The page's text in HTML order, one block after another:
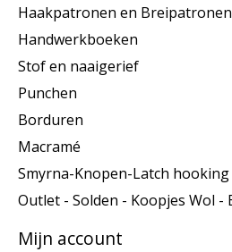
Haakpatronen en Breipatronen
Handwerkboeken
Stof en naaigerief
Punchen
Borduren
Macramé
Smyrna-Knopen-Latch hooking
Outlet - Solden - Koopjes Wol -
Mijn account